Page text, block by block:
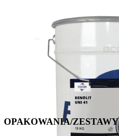
OPAKOWANIA/ZESTAWY